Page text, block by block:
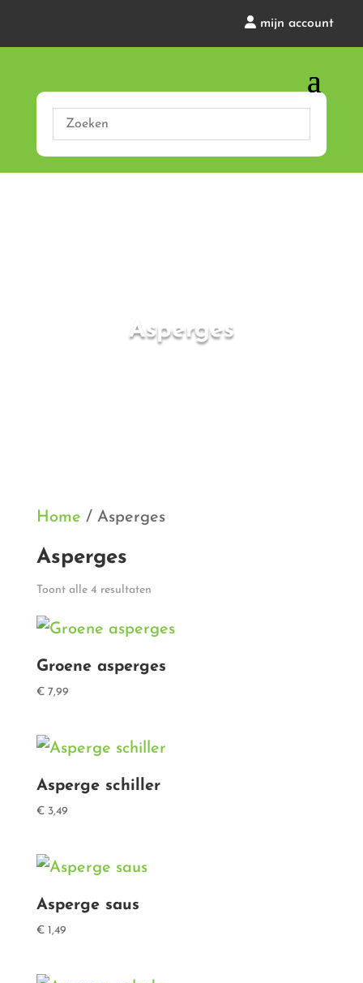
mijn account
Asperges
Home / Asperges
Asperges
Toont alle 4 resultatenGesorteerd
Groene asperges
€7,99
Asperge schiller
€3,49
Asperge saus
€1,49